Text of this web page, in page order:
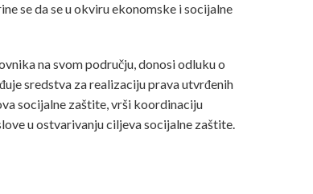
se da se u okviru ekonomske i socijalne
na svom području, donosi odluku o
sredstva za realizaciju prava utvrđenih
socijalne zaštite, vrši koordinaciju
u ostvarivanju ciljeva socijalne zaštite.